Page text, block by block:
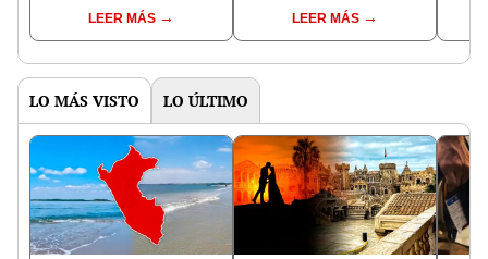
Río de Janeiro
LEER MÁS LEER MÁS
LO MÁS VISTO LO ÚLTIMO